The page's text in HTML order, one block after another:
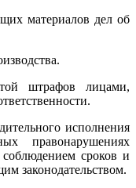
материалов дел об
штрафов лицами,
исполнения
правонарушениях
сроков и
законодательством.